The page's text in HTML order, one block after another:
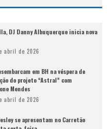
DJ Danny Albuquerque inicia nova
abril de 2026
em BH na véspera de
do projeto “Astral” com
Mendes
abril de 2026
se apresentam no Carretão